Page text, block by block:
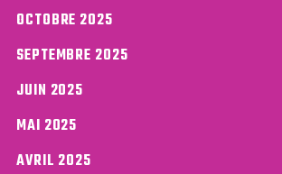
OCTOBRE 2025
SEPTEMBRE 2025
JUIN 2025
MAI 2025
AVRIL 2025